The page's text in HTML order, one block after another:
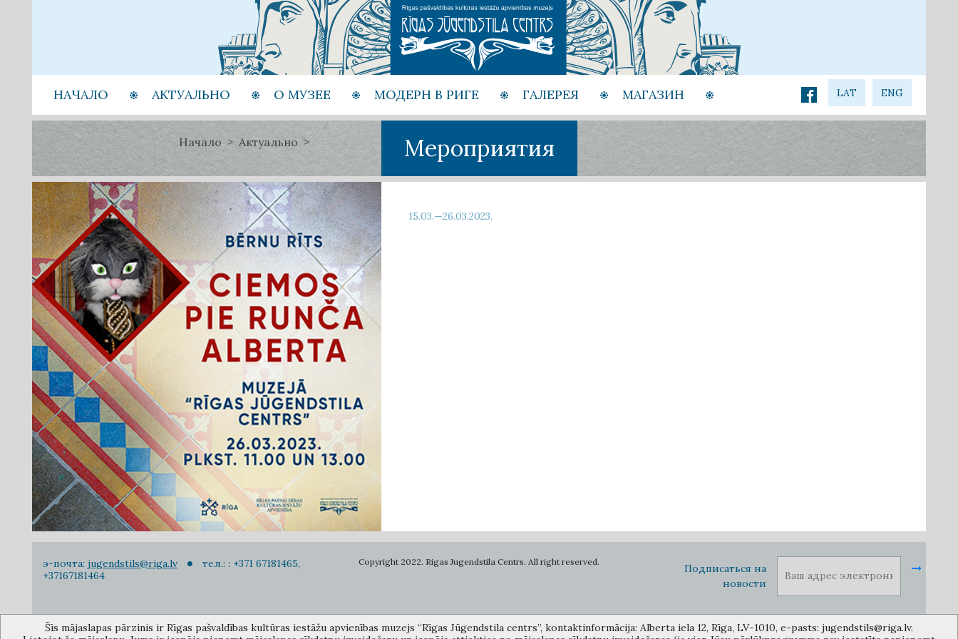
НАЧАЛО АКТУАЛЬНО О МУЗЕЕ МОДЕРН В РИГЕ ГАЛЕРЕЯ МАГАЗИН LAT ENG
Начало Актуально Мероприятия
15.03.—26.03.2023.
э-почта: jugendstils@riga.lv
тел.: : +371 67181465,
+37167181464
Copyright 2022. Rigas Jugendstila Centrs. All right reserved.
Подписаться на
новости
Музей объединения культурных учереждений Рижского самоуправления «Рижский центр югендстиля», улица Альберта 12, Рига, LV 1010, Латвия (дверной код: 12), jugendstils@riga.lv
Šīs mājaslapas pārzinis ir Rīgas pašvaldības kultūras iestāžu apvienības muzejs “Rīgas Jūgendstila centrs”, kontaktinformācija: Alberta iela 12, Rīga, LV-1010, e-pasts: jugendstils@riga.lv.